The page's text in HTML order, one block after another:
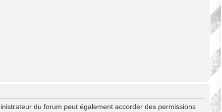
du forum peut également accorder des permissions